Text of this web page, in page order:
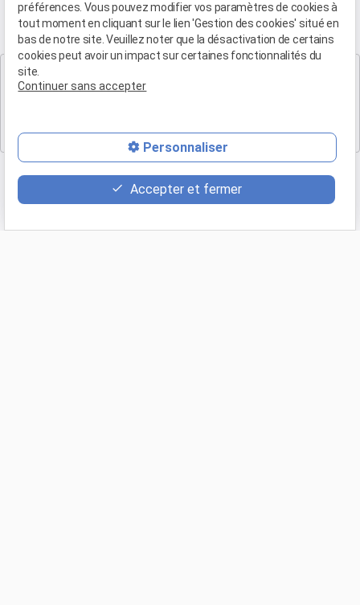
Maître Patrice HUMBERT
13300 SALON-DE-PROVENCE
préférences. Vous pouvez modifier vos paramètres de cookies à
tout moment en cliquant sur le lien 'Gestion des cookies' situé en
bas de notre site. Veuillez noter que la désactivation de certains
cookies peut avoir un impact sur certaines fonctionnalités du
site.
Continuer sans accepter
Personnaliser
Accepter et fermer